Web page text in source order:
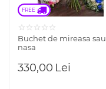
FREE
Buchet de mireasa sau
nasa
330,00 Lei